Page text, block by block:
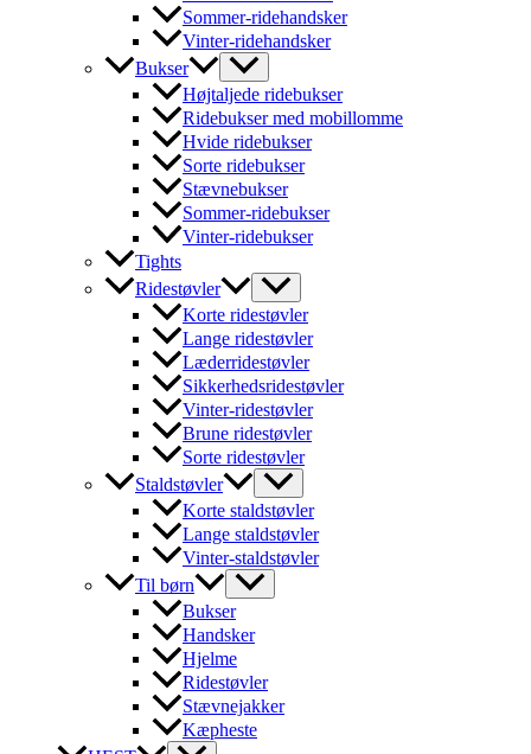
Sommer-ridehandsker
Vinter-ridehandsker
Bukser
Højtaljede ridebukser
Ridebukser med mobillomme
Hvide ridebukser
Sorte ridebukser
Stævnebukser
Sommer-ridebukser
Vinter-ridebukser
Tights
Ridestøvler
Korte ridestøvler
Lange ridestøvler
Læderridestøvler
Sikkerhedsridestøvler
Vinter-ridestøvler
Brune ridestøvler
Sorte ridestøvler
Staldstøvler
Korte staldstøvler
Lange staldstøvler
Vinter-staldstøvler
Til børn
Bukser
Handsker
Hjelme
Ridestøvler
Stævnejakker
Kæpheste